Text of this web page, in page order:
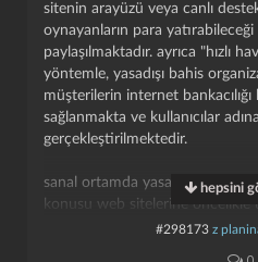
banka hesabı, deşifre olmamak
değiştirilmekte; bu hesaplarda
organizasyon üyelerince nakit
aşamadan sonra paranın
takibi imkansız hale gelmektedir.
organizasyonunun en üst
idare eden, suç gelirlerinin nihai
sayıda kişi faaliyet
konumundaki kişiler yalnızca
yöneticisiyle irtibat kurmakta
sitenin arayüzü veya canlı
oynayanların para
paylaşılmaktadır. ayrıca "hızlı
yöntemle, yasadışı bahis
müşterilerin internet
sağlanmakta ve kullanıcılar
gerçekleştirilmektedir.
sanal ortamda yasadışı bahis
konusu web sitelerine öncelikle
üyelik işleminin
hepsini
#298173 z